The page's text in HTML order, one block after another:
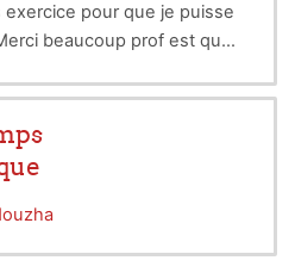
pour que je puisse
beaucoup prof est que